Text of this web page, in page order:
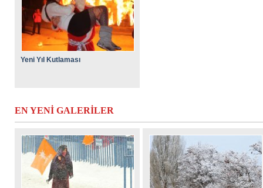
Yeni Yıl Kutlaması
EN YENİ GALERİLER